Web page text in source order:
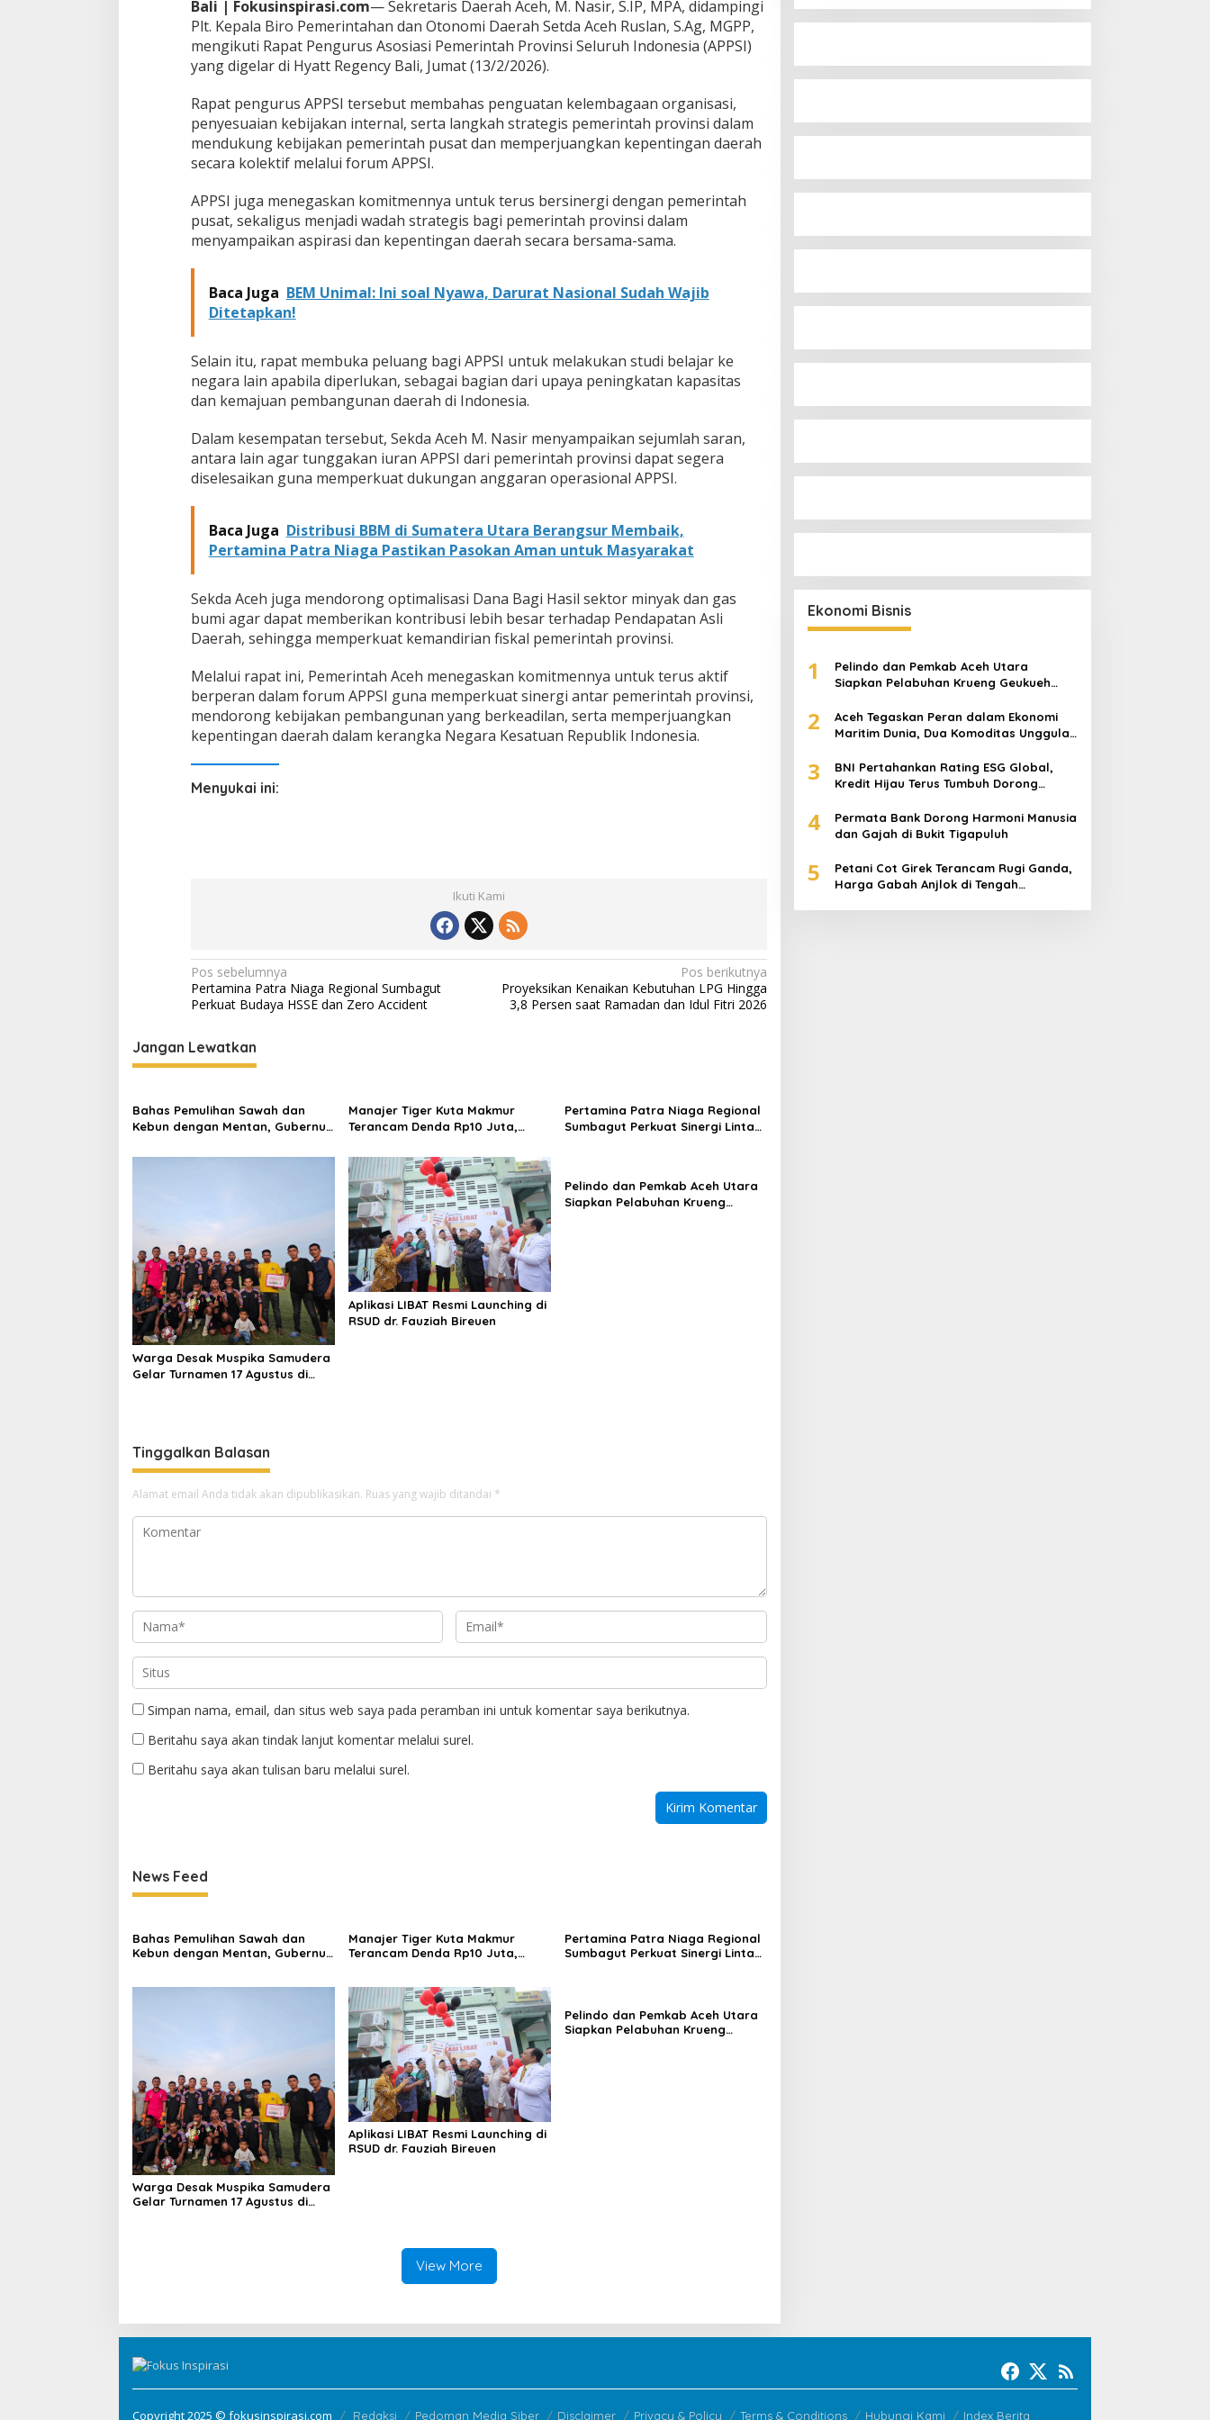
a
k
t
f
e
r
p
e
r
n
d
a
m
F
o
m
A
P
I
Bali | Fokusinspirasi.com— Sekretaris Daerah Aceh, M. Nasir, S.IP, MPA, didampingi
Plt. Kepala Biro Pemerintahan dan Otonomi Daerah Setda Aceh Ruslan, S.Ag, MGPP,
mengikuti Rapat Pengurus Asosiasi Pemerintah Provinsi Seluruh Indonesia (APPSI)
yang digelar di Hyatt Regency Bali, Jumat (13/2/2026).
Rapat pengurus APPSI tersebut membahas penguatan kelembagaan organisasi,
penyesuaian kebijakan internal, serta langkah strategis pemerintah provinsi dalam
mendukung kebijakan pemerintah pusat dan memperjuangkan kepentingan daerah
secara kolektif melalui forum APPSI.
APPSI juga menegaskan komitmennya untuk terus bersinergi dengan pemerintah
pusat, sekaligus menjadi wadah strategis bagi pemerintah provinsi dalam
menyampaikan aspirasi dan kepentingan daerah secara bersama-sama.
Baca Juga BEM Unimal: Ini soal Nyawa, Darurat Nasional Sudah Wajib
Ditetapkan!
Selain itu, rapat membuka peluang bagi APPSI untuk melakukan studi belajar ke
negara lain apabila diperlukan, sebagai bagian dari upaya peningkatan kapasitas
dan kemajuan pembangunan daerah di Indonesia.
Dalam kesempatan tersebut, Sekda Aceh M. Nasir menyampaikan sejumlah saran,
antara lain agar tunggakan iuran APPSI dari pemerintah provinsi dapat segera
diselesaikan guna memperkuat dukungan anggaran operasional APPSI.
Baca Juga Distribusi BBM di Sumatera Utara Berangsur Membaik,
Pertamina Patra Niaga Pastikan Pasokan Aman untuk Masyarakat
Sekda Aceh juga mendorong optimalisasi Dana Bagi Hasil sektor minyak dan gas
bumi agar dapat memberikan kontribusi lebih besar terhadap Pendapatan Asli
Daerah, sehingga memperkuat kemandirian fiskal pemerintah provinsi.
Melalui rapat ini, Pemerintah Aceh menegaskan komitmennya untuk terus aktif
berperan dalam forum APPSI guna memperkuat sinergi antar pemerintah provinsi,
mendorong kebijakan pembangunan yang berkeadilan, serta memperjuangkan
kepentingan daerah dalam kerangka Negara Kesatuan Republik Indonesia.
Menyukai ini:
Ikuti Kami
N
a
i
g
a
s
i
s
Pos sebelumnya
Pertamina Patra Niaga Regional Sumbagut
Perkuat Budaya HSSE dan Zero Accident
Pos berikutnya
Proyeksikan Kenaikan Kebutuhan LPG Hingga
3,8 Persen saat Ramadan dan Idul Fitri 2026
Jangan Lewatkan
Bahas Pemulihan Sawah dan
Kebun dengan Mentan, Gubernur
Pak Menteri
Manajer Tiger Kuta Makmur
Terancam Denda Rp10 Juta,
KONI Aceh Akan Surati KONI
Pertamina Patra Niaga Regional
Sumbagut Perkuat Sinergi Lintas
Warga Desak Muspika Samudera
Gelar Turnamen 17 Agustus di
Aplikasi LIBAT Resmi Launching di
RSUD dr. Fauziah Bireuen
Pelindo dan Pemkab Aceh Utara
Siapkan Pelabuhan Krueng
Tinggalkan Balasan
Alamat email Anda tidak akan dipublikasikan. Ruas yang wajib ditandai *
Simpan nama, email, dan situs web saya pada peramban ini untuk komentar saya berikutnya.
Beritahu saya akan tindak lanjut komentar melalui surel.
Beritahu saya akan tulisan baru melalui surel.
News Feed
Bahas Pemulihan Sawah dan
Kebun dengan Mentan, Gubernur
Manajer Tiger Kuta Makmur
Terancam Denda Rp10 Juta,
Pertamina Patra Niaga Regional
Sumbagut Perkuat Sinergi Lintas
Warga Desak Muspika Samudera
Gelar Turnamen 17 Agustus di
Aplikasi LIBAT Resmi Launching di
RSUD dr. Fauziah Bireuen
Pelindo dan Pemkab Aceh Utara
Siapkan Pelabuhan Krueng
View More
Ekonomi Bisnis
1
Pelindo dan Pemkab Aceh Utara
Siapkan Pelabuhan Krueng Geukueh
2
Aceh Tegaskan Peran dalam Ekonomi
Maritim Dunia, Dua Komoditas Unggulan
Geukueh
3
BNI Pertahankan Rating ESG Global,
Kredit Hijau Terus Tumbuh Dorong
4
Permata Bank Dorong Harmoni Manusia
dan Gajah di Bukit Tigapuluh
5
Petani Cot Girek Terancam Rugi Ganda,
Harga Gabah Anjlok di Tengah
Copyright 2025 © fokusinspirasi.com Redaksi Pedoman Media Siber Disclaimer Privacy & Policy Terms & Conditions Hubungi Kami Index Berita